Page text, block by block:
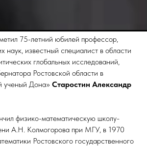
75-летний юбилей профессор,
наук, известный специалист в области
глобальных исследований,
Ростовской области в
ученый Дона» Старостин Александр
физико-математическую школу-
А.Н. Колмогорова при МГУ, в 1970
Ростовского государственного